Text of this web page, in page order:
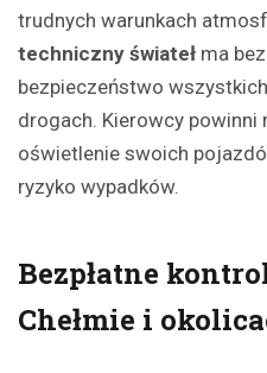
trudnych warunkach
techniczny świateł ma
bezpieczeństwo
drogach. Kierowcy
oświetlenie swoich
ryzyko wypadków.
Bezpłatne
Chełmie i